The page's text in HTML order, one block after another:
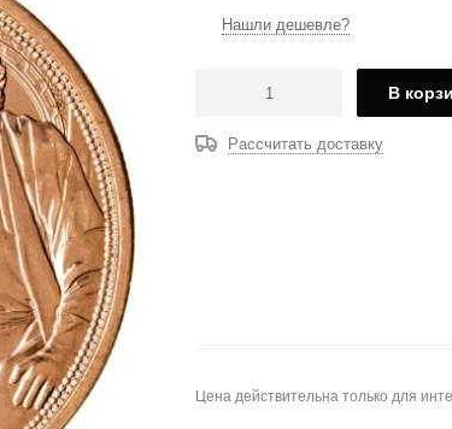
Нашли дешевле?
В
Рассчитать доставку
Цена действительна только для